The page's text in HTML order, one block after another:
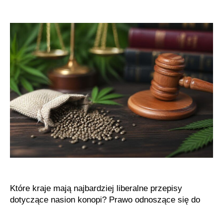
dla
rynku
nasion
marihuany
Które kraje mają najbardziej liberalne przepisy
dotyczące nasion konopi? Prawo odnoszące się do